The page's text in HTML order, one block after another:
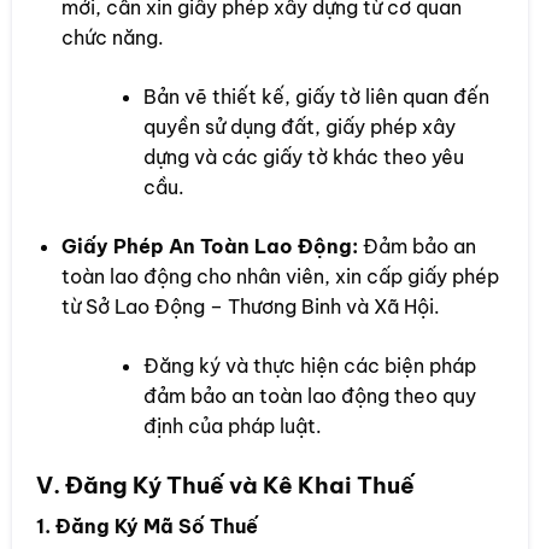
mới, cần xin giấy phép xây dựng từ cơ quan
chức năng.
Bản vẽ thiết kế, giấy tờ liên quan đến
quyền sử dụng đất, giấy phép xây
dựng và các giấy tờ khác theo yêu
cầu.
Giấy Phép An Toàn Lao Động: Đảm bảo an
toàn lao động cho nhân viên, xin cấp giấy phép
từ Sở Lao Động – Thương Binh và Xã Hội.
Đăng ký và thực hiện các biện pháp
đảm bảo an toàn lao động theo quy
định của pháp luật.
V. Đăng Ký Thuế và Kê Khai Thuế
1. Đăng Ký Mã Số Thuế